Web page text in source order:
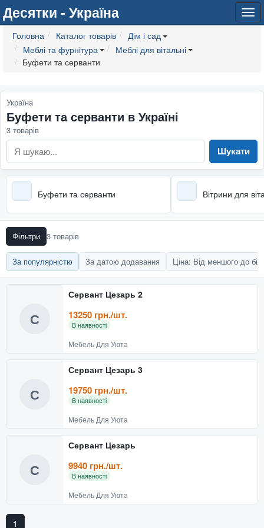
Десятки - Україна
Головна Каталог товарів
Дім і сад
Меблі та фурнітура
Меблі для вітальні
Буфети та серванти
Україна
Буфети та серванти в Україні
3 товарів
Шукати
Буфети та серванти Вітрини для
Фільтри 3 товарів
За популярністю За датою додавання Ціна: Від меншого до
С
Сервант Цезарь 2
13250 грн./шт.
В наявності
Мебель Для Уюта
С
Сервант Цезарь 3
19750 грн./шт.
В наявності
Мебель Для Уюта
С
Сервант Цезарь
9940 грн./шт.
В наявності
Мебель Для Уюта
1